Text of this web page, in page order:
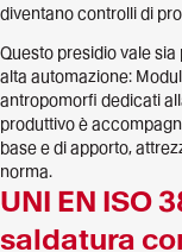
diventano controlli di
Questo presidio vale
alta automazione:
antropomorfi dedicati
produttivo è
base e di apporto,
norma.
UNI EN ISO
saldatura